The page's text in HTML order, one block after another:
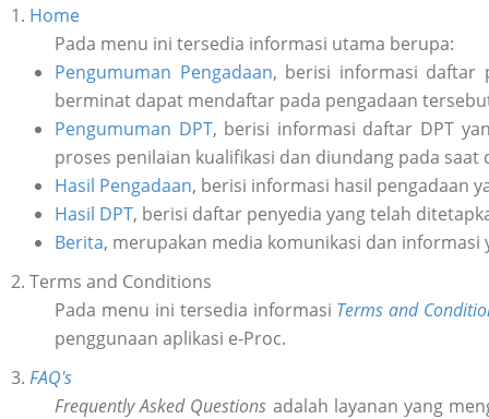
1. Home
Pada menu ini tersedia informasi utama berupa:
Pengumuman Pengadaan, berisi informasi daftar
berminat dapat mendaftar pada pengadaan
Pengumuman DPT, berisi informasi daftar DPT
proses penilaian kualifikasi dan diundang pada
Hasil Pengadaan, berisi informasi hasil pengadaan
Hasil DPT, berisi daftar penyedia yang telah
Berita, merupakan media komunikasi dan
2. Terms and Conditions
Pada menu ini tersedia informasi Terms and
penggunaan aplikasi e-Proc.
3. FAQ's
Frequently Asked Questions adalah layanan yang